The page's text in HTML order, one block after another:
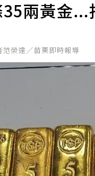
兩黃金
范榮達／苗栗即時報導